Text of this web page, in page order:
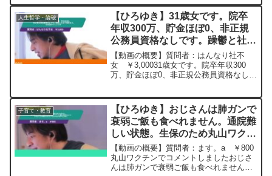
す。予算は何に使うかを優先順位を付け
て、総予算を決めて...
人生哲学・論破
【ひろゆき】31歳女です。院卒
年収300万、貯金ほぼ0、非正規
公務員資格なしです。躁鬱と社会
不障害あり。私は詰みでしょうか
ー ひろゆき切り抜き
20241201
【動画の概要】質問者：はんなり社不
女 ￥3,00031歳女です。院卒年収300
万、貯金ほぼ0、非正規公務員資格なしで
経験ありませんが、人間が怖く結婚願望
もない上、後世に...
子育て・教育
【ひろゆき】おじさんは肺ガンで
衰弱ご飯も食べれません。通院難
しい状態。生保のため丸山ワクチ
ンを福祉を通さないといけないた
め受け入れていただけるかわかり
ませんー ひろゆき切り抜き
【動画の概要】質問者：ます。a ￥800
丸山ワクチンでコメントしましたおじさ
んは肺ガンで衰弱ご飯も食べれません通